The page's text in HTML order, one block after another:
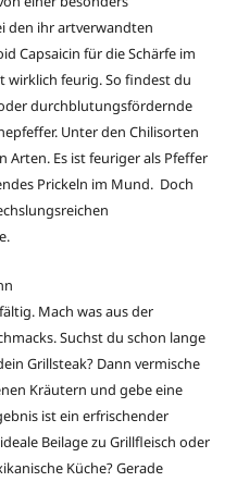
den ihr artverwandten
Capsaicin für die Schärfe im
wirklich feurig. So findest du
durchblutungsfördernde
Unter den Chilisorten
Arten. Es ist feuriger als Pfeffer
Prickeln im Mund. Doch
Mach was aus der
Suchst du schon lange
Grillsteak? Dann vermische
Kräutern und gebe eine
ist ein erfrischender
Beilage zu Grillfleisch oder
Küche? Gerade